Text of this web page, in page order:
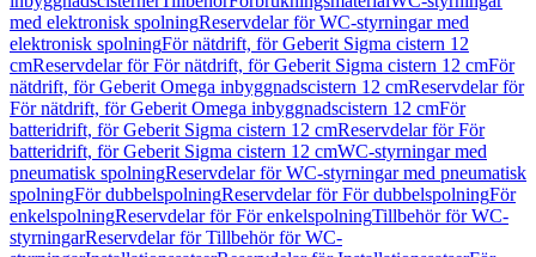
med elektronisk spolningReservdelar för WC-styrningar med
elektronisk spolningFör nätdrift, för Geberit Sigma cistern 12
cmReservdelar för För nätdrift, för Geberit Sigma cistern 12 cmFör
nätdrift, för Geberit Omega inbyggnadscistern 12 cmReservdelar för
För nätdrift, för Geberit Omega inbyggnadscistern 12 cmFör
batteridrift, för Geberit Sigma cistern 12 cmReservdelar för För
batteridrift, för Geberit Sigma cistern 12 cmWC-styrningar med
pneumatisk spolningReservdelar för WC-styrningar med pneumatisk
spolningFör dubbelspolningReservdelar för För dubbelspolningFör
enkelspolningReservdelar för För enkelspolningTillbehör för WC-
styrningarReservdelar för Tillbehör för WC-